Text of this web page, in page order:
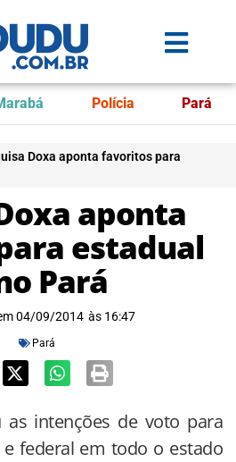
Polícia Pará
Doxa aponta favoritos para
aponta
estadual
Pará
04/09/2014 às 16:47
Pará
as intenções de voto para
federal em todo o estado